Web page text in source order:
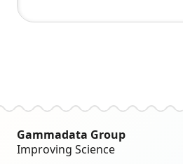
Gammadata Group
Improving Science